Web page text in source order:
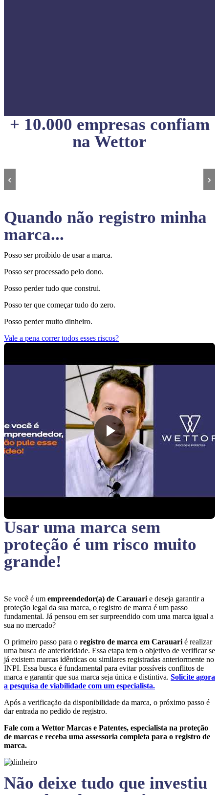
+ 10.000 empresas confiam
na Wettor
‹ ›
Quando não registro minha
marca...
Posso ser proibido de usar a marca.
Posso ser processado pelo dono.
Posso perder tudo que construi.
Posso ter que começar tudo do zero.
Posso perder muito dinheiro.
Vale a pena correr todos esses riscos?
Usar uma marca sem
proteção é um risco muito
grande!
Se você é um empreendedor(a) de Carauari e deseja garantir a
proteção legal da sua marca, o registro de marca é um passo
fundamental. Já pensou em ser surpreendido com uma marca igual a
sua no mercado?
O primeiro passo para o registro de marca em Carauari é realizar
uma busca de anterioridade. Essa etapa tem o objetivo de verificar se
já existem marcas idênticas ou similares registradas anteriormente no
INPI. Essa busca é fundamental para evitar possíveis conflitos de
marca e garantir que sua marca seja única e distintiva. Solicite agora
a pesquisa de viabilidade com um especialista.
Após a verificação da disponibilidade da marca, o próximo passo é
dar entrada no pedido de registro.
Fale com a Wettor Marcas e Patentes, especialista na proteção
de marcas e receba uma assessoria completa para o registro de
marca.
Não deixe tudo que investiu